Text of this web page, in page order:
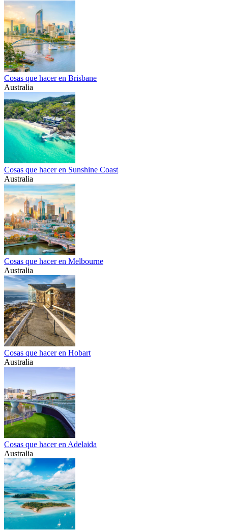
Cosas que hacer en Brisbane
Australia
Cosas que hacer en Sunshine Coast
Australia
Cosas que hacer en Melbourne
Australia
Cosas que hacer en Hobart
Australia
Cosas que hacer en Adelaida
Australia